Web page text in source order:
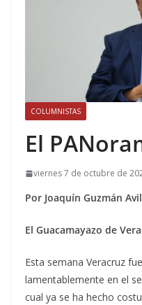
COLUMNISTAS
El
viernes 7 de octubre de
Por Joaquín Guzmán
El Guacamayazo de
Esta semana Veracruz
lamentablemente en el
cual ya se ha hecho